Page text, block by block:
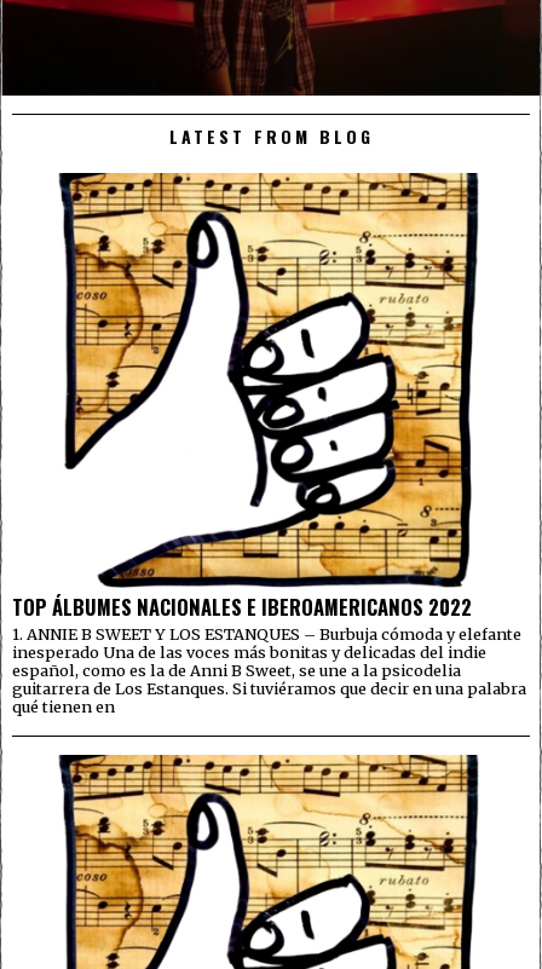
LATEST FROM BLOG
TOP ÁLBUMES NACIONALES E IBEROAMERICANOS 2022
1. ANNIE B SWEET Y LOS ESTANQUES – Burbuja cómoda y elefante
inesperado Una de las voces más bonitas y delicadas del indie
español, como es la de Anni B Sweet, se une a la psicodelia
guitarrera de Los Estanques. Si tuviéramos que decir en una palabra
qué tienen en